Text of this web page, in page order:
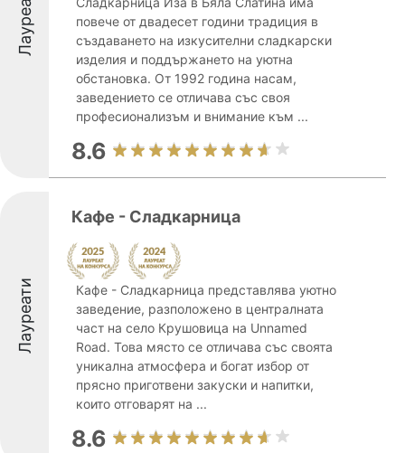
Лауреати
повече от двадесет години традиция в
създаването на изкусителни сладкарски
изделия и поддържането на уютна
обстановка. От 1992 година насам,
заведението се отличава със своя
професионализъм и внимание към ...
8.6
Лауреати
Кафе - Сладкарница
Кафе - Сладкарница представлява уютно
заведение, разположено в централната
част на село Крушовица на Unnamed
Road. Това място се отличава със своята
уникална атмосфера и богат избор от
прясно приготвени закуски и напитки,
които отговарят на ...
8.6